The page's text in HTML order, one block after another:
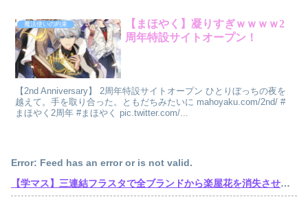
魔法使いの約束
【まほやく】凝りすぎｗｗｗｗ2
周年特設サイトオープン！
【2nd Anniversary】 2周年特設サイトオープン ひとりぼっちの夜を
越えて。手を取り合った。ともだちみたいに mahoyaku.com/2nd/ #
まほやく2周年 #まほやく pic.twitter.com/...
Error: Feed has an error or is not valid.
【学マス】三連結フラスタで全ブランドから楽屋花を消失させた訴訟おじさん遂に口を開くも他人事